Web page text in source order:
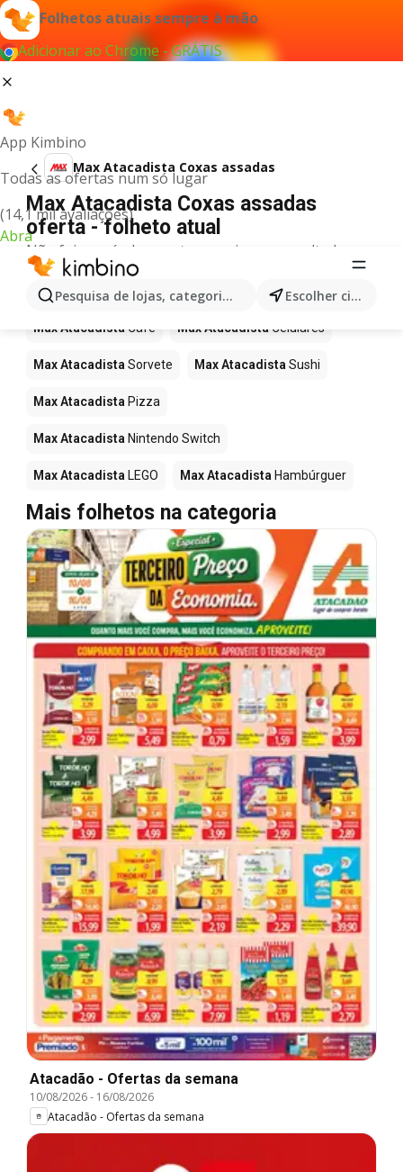
Folhetos atuais sempre à mão
Adicionar ao Chrome - GRÁTIS
App Kimbino
Todas as ofertas num só lugar
(14,1 mil avaliações)
Abra
Pesquisa de lojas, categorias,produtos... Escolher cidade
Max Atacadista Coxas assadas
Max Atacadista Coxas assadas
oferta - folheto atual
Não foi possível encontrar quaisquer resultados
para este termo.
Mais produtos em Max Atacadista
Max Atacadista Café Max Atacadista Celulares
Max Atacadista Sorvete Max Atacadista Sushi
Max Atacadista Pizza
Max Atacadista Nintendo Switch
Max Atacadista LEGO Max Atacadista Hambúrguer
Mais folhetos na categoria
Atacadão - Ofertas da semana
10/08/2026- 16/08/2026
Atacadão - Ofertas da semana